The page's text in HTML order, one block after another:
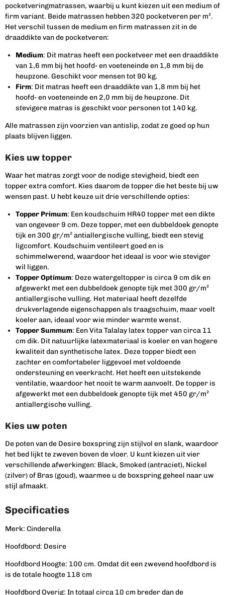
pocketveringmatrassen, waarbij u kunt kiezen uit een medium of
firm variant. Beide matrassen hebben 320 pocketveren per m².
Het verschil tussen de medium en firm matrassen zit in de
draaddikte van de pocketveren:
Medium: Dit matras heeft een pocketveer met een draaddikte
van 1,6 mm bij het hoofd- en voeteneinde en 1,8 mm bij de
heupzone. Geschikt voor mensen tot 90 kg.
Firm: Dit matras heeft een draaddikte van 1,8 mm bij het
hoofd- en voeteneinde en 2,0 mm bij de heupzone. Dit
stevigere matras is geschikt voor personen tot 140 kg.
Alle matrassen zijn voorzien van antislip, zodat ze goed op hun
plaats blijven liggen.
Kies uw topper
Waar het matras zorgt voor de nodige stevigheid, biedt een
topper extra comfort. Kies daarom de topper die het beste bij uw
wensen past. U hebt keuze uit drie verschillende opties:
Topper Primum: Een koudschuim HR40 topper met een dikte
van ongeveer 9 cm. Deze topper, met een dubbeldoek genopte
tijk en 300 gr/m² antiallergische vulling, biedt een stevig
ligcomfort. Koudschuim ventileert goed en is
schimmelwerend, waardoor het ideaal is voor wie steviger
wil liggen.
Topper Optimum: Deze watergeltopper is circa 9 cm dik en
afgewerkt met een dubbeldoek genopte tijk met 300 gr/m²
antiallergische vulling. Het materiaal heeft dezelfde
drukverlagende eigenschappen als traagschuim, maar voelt
koeler aan, ideaal voor wie minder warmte wenst.
Topper Summum: Een Vita Talalay latex topper van circa 11
cm dik. Dit natuurlijke latexmateriaal is koeler en van hogere
kwaliteit dan synthetische latex. Deze topper biedt een
zachter en comfortabeler liggevoel met voldoende
ondersteuning en veerkracht. Het heeft een uitstekende
ventilatie, waardoor het nooit te warm aanvoelt. De topper is
afgewerkt met een dubbeldoek genopte tijk met 450 gr/m²
antiallergische vulling.
Kies uw poten
De poten van de Desire boxspring zijn stijlvol en slank, waardoor
het bed lijkt te zweven boven de vloer. U kunt kiezen uit vier
verschillende afwerkingen: Black, Smoked (antraciet), Nickel
(zilver) of Bras (goud), waarmee u de boxspring geheel naar uw
stijl afmaakt.
Specificaties
Merk: Cinderella
Hoofdbord: Desire
Hoofdbord Hoogte: 100 cm. Omdat dit een zwevend hoofdbord is
is de totale hoogte 118 cm
Hoofdbord Overig: In totaal circa 10 cm breder dan de